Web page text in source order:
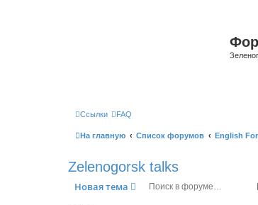
Ссылки FAQ
На главную Список форумов English
Zelenogorsk talks
Новая тема